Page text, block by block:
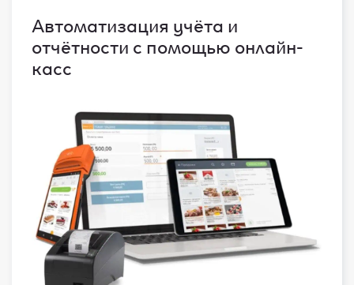
Автоматизация учёта и
отчётности с помощью онлайн-
касс